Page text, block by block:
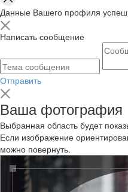
Данные Вашего профиля
Написать сообщение
Отправить
Ваша фотография
Выбранная область будет
Если изображение
можно повернуть.